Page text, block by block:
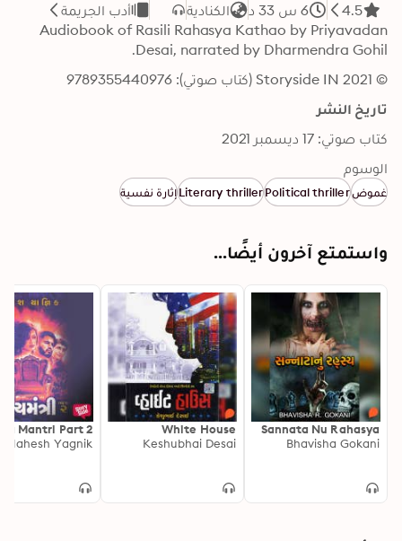
4.5 6 س 33 د الكنادية
أدب الجريمة
Desai, narrated by Dharmendra Gohil.
© 2021 Storyside IN (كتاب صوتي): 9789355440976
تاريخ النشر
كتاب صوتي: 17 ديسمبر 2021
الوسوم
غموضPolitical thriller
Literary thrillerإثارة نفسية
واستمتع آخرون أيضًا...
Sannata Nu Rahasya
Bhavisha Gokani
White House
Keshubhai Desai
Mantri Part 2
Mahesh Yagnik